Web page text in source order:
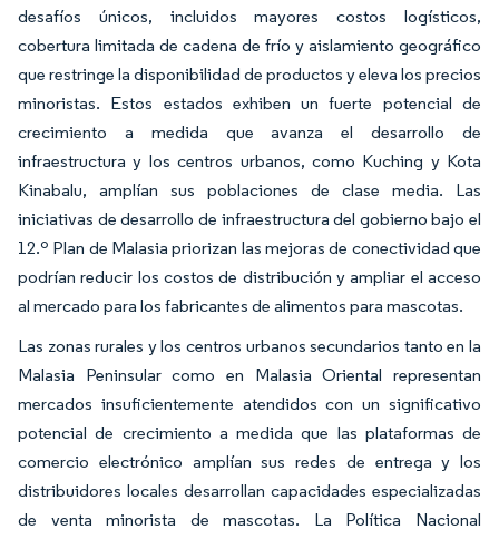
desafíos únicos, incluidos mayores costos logísticos,
cobertura limitada de cadena de frío y aislamiento geográfico
que restringe la disponibilidad de productos y eleva los precios
minoristas. Estos estados exhiben un fuerte potencial de
crecimiento a medida que avanza el desarrollo de
infraestructura y los centros urbanos, como Kuching y Kota
Kinabalu, amplían sus poblaciones de clase media. Las
iniciativas de desarrollo de infraestructura del gobierno bajo el
12.º Plan de Malasia priorizan las mejoras de conectividad que
podrían reducir los costos de distribución y ampliar el acceso
al mercado para los fabricantes de alimentos para mascotas.
Las zonas rurales y los centros urbanos secundarios tanto en la
Malasia Peninsular como en Malasia Oriental representan
mercados insuficientemente atendidos con un significativo
potencial de crecimiento a medida que las plataformas de
comercio electrónico amplían sus redes de entrega y los
distribuidores locales desarrollan capacidades especializadas
de venta minorista de mascotas. La Política Nacional